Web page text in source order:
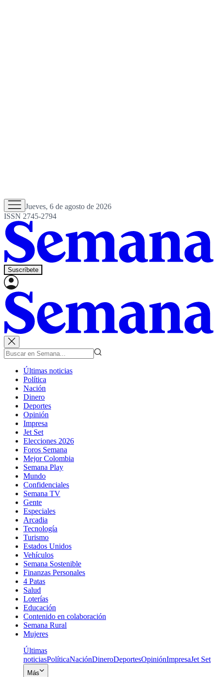
Jueves, 6 de agosto de 2026
ISSN 2745-2794
Suscríbete
Últimas noticias
Política
Nación
Dinero
Deportes
Opinión
Impresa
Jet Set
Elecciones 2026
Foros Semana
Mejor Colombia
Semana Play
Mundo
Confidenciales
Semana TV
Gente
Especiales
Arcadia
Tecnología
Turismo
Estados Unidos
Vehículos
Semana Sostenible
Finanzas Personales
4 Patas
Salud
Loterías
Educación
Contenido en colaboración
Semana Rural
Mujeres
Últimas
noticiasPolíticaNaciónDineroDeportesOpiniónImpresaJet Set
Más